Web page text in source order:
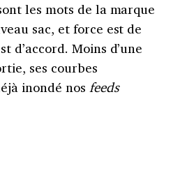
les mots de la marque
sac, et force est de
d’accord. Moins d’une
ses courbes
inondé nos feeds